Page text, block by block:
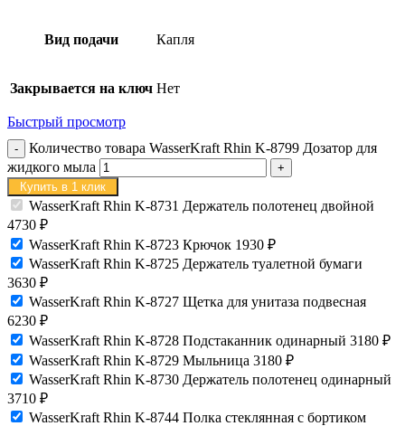
Вид подачи Капля
Закрывается на ключ Нет
Быстрый просмотр
Количество товара WasserKraft Rhin K-8799 Дозатор для
жидкого мыла
Купить в 1 клик
WasserKraft Rhin K-8731 Держатель полотенец двойной
4730 ₽
WasserKraft Rhin K-8723 Крючок 1930 ₽
WasserKraft Rhin K-8725 Держатель туалетной бумаги
3630 ₽
WasserKraft Rhin K-8727 Щетка для унитаза подвесная
6230 ₽
WasserKraft Rhin K-8728 Подстаканник одинарный 3180 ₽
WasserKraft Rhin K-8729 Мыльница 3180 ₽
WasserKraft Rhin K-8730 Держатель полотенец одинарный
3710 ₽
WasserKraft Rhin K-8744 Полка стеклянная с бортиком